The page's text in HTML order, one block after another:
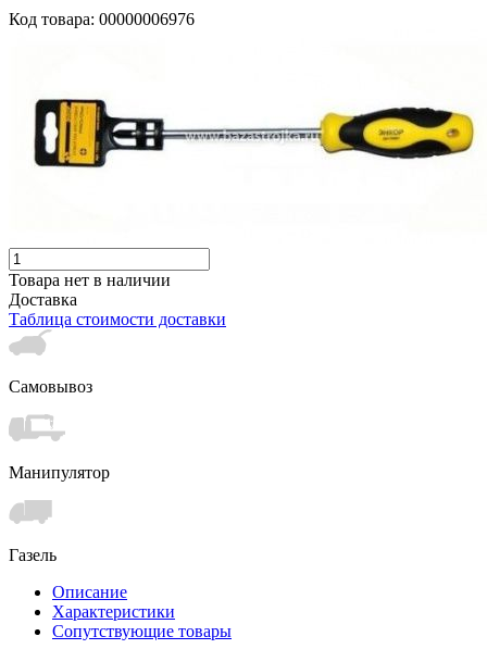
Код товара: 00000006976
Товара нет в наличии
Доставка
Таблица стоимости доставки
Самовывоз
Манипулятор
Газель
Описание
Характеристики
Сопутствующие товары